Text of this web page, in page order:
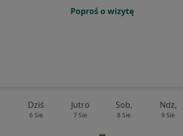
Poproś o wizytę
Dziś
6 Sie
Jutro
7 Sie
Sob,
8 Sie
Ndz,
9 Sie